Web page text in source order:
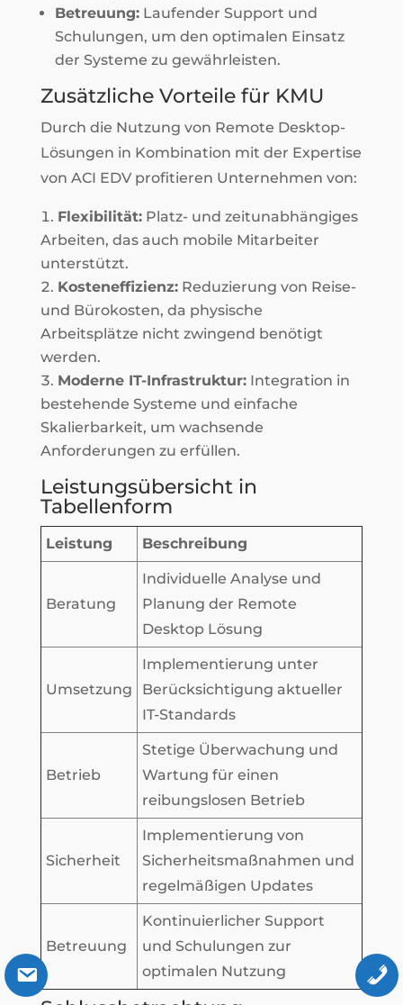
Betreuung:Laufender Support und
Schulungen, um den optimalen Einsatz
der Systeme zu gewährleisten.
Zusätzliche Vorteile für KMU
Durch die Nutzung von Remote Desktop-
Lösungen in Kombination mit der Expertise
von ACI EDV profitieren Unternehmen von:
Flexibilität:Platz- und zeitunabhängiges
Arbeiten, das auch mobile Mitarbeiter
unterstützt.
Kosteneffizienz:Reduzierung von Reise-
und Bürokosten, da physische
Arbeitsplätze nicht zwingend benötigt
werden.
Moderne IT-Infrastruktur:Integration in
bestehende Systeme und einfache
Skalierbarkeit, um wachsende
Anforderungen zu erfüllen.
Leistungsübersicht in
Tabellenform
Leistung Beschreibung
Beratung
Individuelle Analyse und
Planung der Remote
Desktop Lösung
Umsetzung
Implementierung unter
Berücksichtigung aktueller
IT-Standards
Betrieb
Stetige Überwachung und
Wartung für einen
reibungslosen Betrieb
Sicherheit
Implementierung von
Sicherheitsmaßnahmen und
regelmäßigen Updates
Betreuung
Kontinuierlicher Support
und Schulungen zur
optimalen Nutzung